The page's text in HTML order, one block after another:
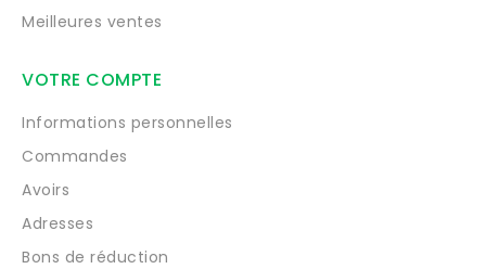
Meilleures ventes
VOTRE COMPTE
Informations personnelles
Commandes
Avoirs
Adresses
Bons de réduction